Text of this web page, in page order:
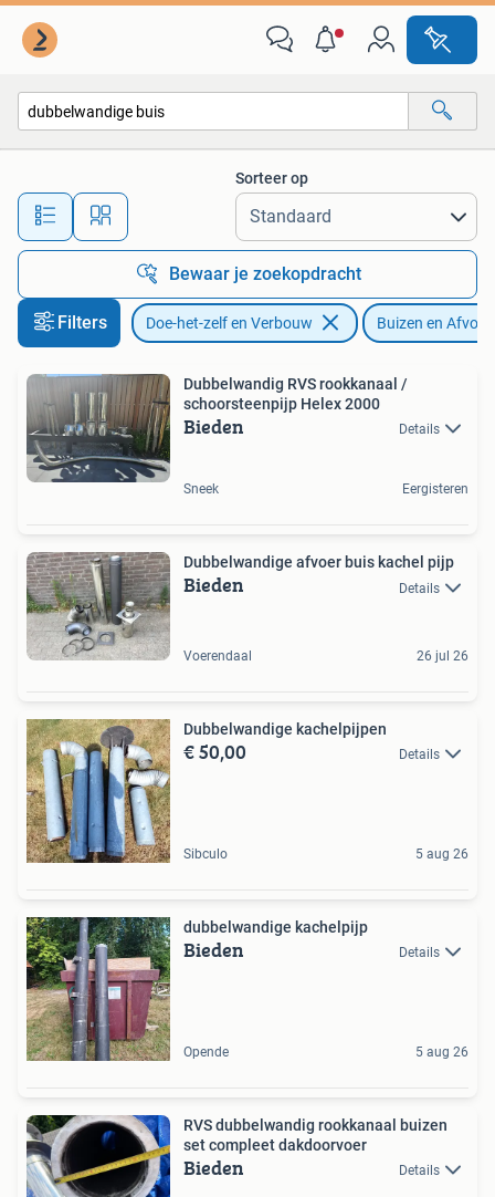
Alle afstanden…
Sorteer op
Bewaar je zoekopdracht
Filters Doe-het-zelf en Verbouw Buizen en Afvoer
Dubbelwandig RVS rookkanaal /
schoorsteenpijp Helex 2000
Bieden Details
Sneek Eergisteren
Dubbelwandige afvoer buis kachel pijp
Bieden Details
Voerendaal 26 jul 26
Dubbelwandige kachelpijpen
€ 50,00 Details
Sibculo 5 aug 26
dubbelwandige kachelpijp
Bieden Details
Opende 5 aug 26
RVS dubbelwandig rookkanaal buizen
set compleet dakdoorvoer
Bieden Details